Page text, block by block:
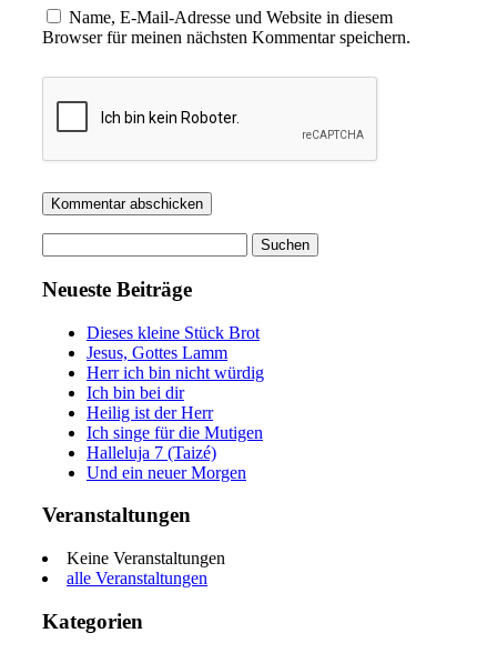
Name, E-Mail-Adresse und Website in diesem
Browser für meinen nächsten Kommentar speichern.
nach:
Neueste Beiträge
Dieses kleine Stück Brot
Jesus, Gottes Lamm
Herr ich bin nicht würdig
Ich bin bei dir
Heilig ist der Herr
Ich singe für die Mutigen
Halleluja 7 (Taizé)
Und ein neuer Morgen
Veranstaltungen
Keine Veranstaltungen
alle Veranstaltungen
Kategorien